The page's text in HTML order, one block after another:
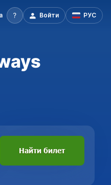
Войти РУС
Найти билет